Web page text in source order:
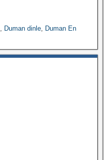
, Duman dinle, Duman En